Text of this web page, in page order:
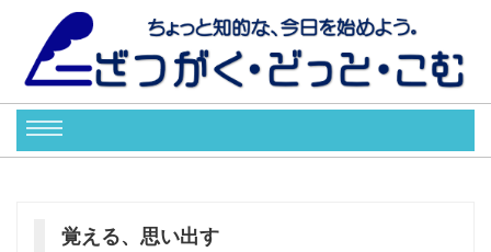
覚える、思い出す